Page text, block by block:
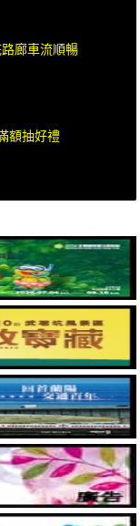
廊車流順暢
額抽好禮